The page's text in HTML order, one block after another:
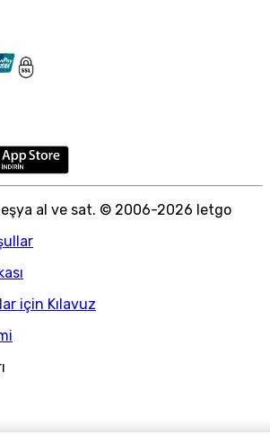
al ve sat. © 2006-2026 letgo
için Kılavuz